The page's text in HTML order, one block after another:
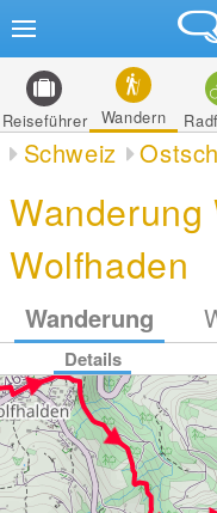
Reiseführer Wandern
Schweiz
Wanderung
Wolfhaden
Wanderung
Details